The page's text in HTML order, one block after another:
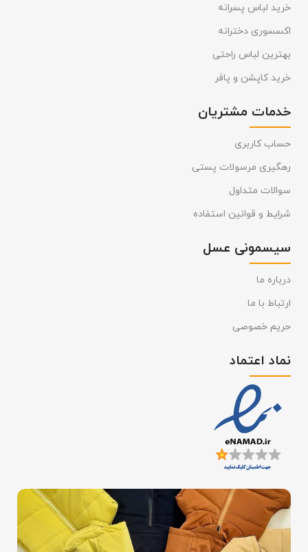
خرید لباس پسرانه
اکسسوری دخترانه
بهترین لباس راحتی
خرید کاپشن و پافر
خدمات مشتریان
حساب کاربری
رهگیری مرسولات پستی
سوالات متداول
شرایط و قوانین استفاده
سیسمونی عسل
درباره ما
ارتباط با ما
حریم خصوصی
نماد اعتماد